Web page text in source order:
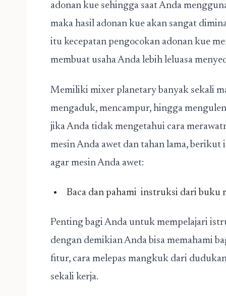
adonan kue sehingga saat Anda
maka hasil adonan kue akan sangat
itu kecepatan pengocokan adonan kue
membuat usaha Anda lebih leluasa
Memiliki mixer planetary banyak sekali
mengaduk, mencampur, hingga
jika Anda tidak mengetahui cara
mesin Anda awet dan tahan lama, berikut
agar mesin Anda awet:
Baca dan pahami instruksi dari buku
Penting bagi Anda untuk mempelajari
dengan demikian Anda bisa memahami
fitur, cara melepas mangkuk dari
sekali kerja.